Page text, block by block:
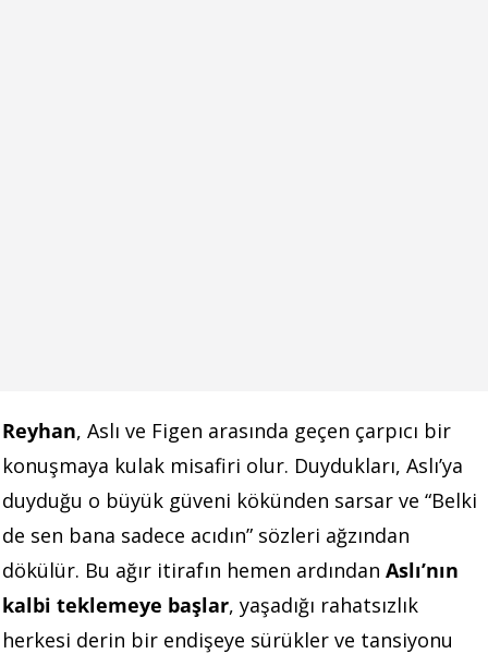
Reyhan, Aslı ve Figen arasında geçen çarpıcı bir
konuşmaya kulak misafiri olur. Duydukları, Aslı’ya
duyduğu o büyük güveni kökünden sarsar ve “Belki
de sen bana sadece acıdın” sözleri ağzından
dökülür. Bu ağır itirafın hemen ardından Aslı’nın
kalbi teklemeye başlar, yaşadığı rahatsızlık
herkesi derin bir endişeye sürükler ve tansiyonu